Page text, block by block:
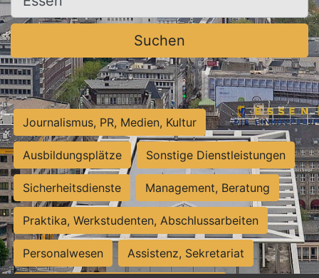
Suchen
Journalismus, PR, Medien, Kultur
Ausbildungsplätze Sonstige Dienstleistungen
Sicherheitsdienste Management, Beratung
Praktika, Werkstudenten, Abschlussarbeiten
Personalwesen Assistenz, Sekretariat